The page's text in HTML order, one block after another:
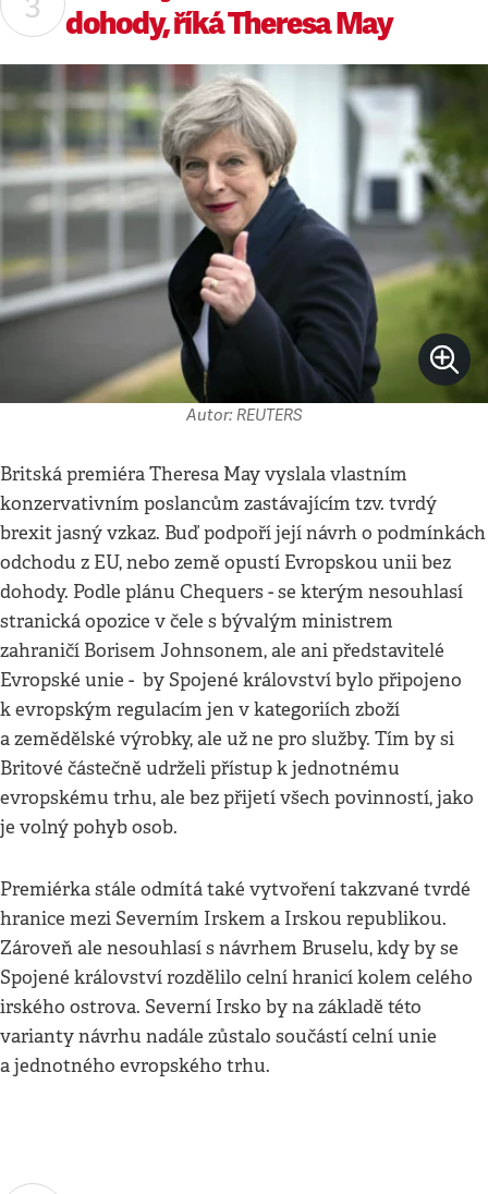
dohody, říká Theresa May
Autor: REUTERS
Britská premiéra Theresa May vyslala vlastním
konzervativním poslancům zastávajícím tzv. tvrdý
brexit jasný vzkaz. Buď podpoří její návrh o podmínkách
odchodu z EU, nebo země opustí Evropskou unii bez
dohody. Podle plánu Chequers - se kterým nesouhlasí
stranická opozice v čele s bývalým ministrem
zahraničí Borisem Johnsonem, ale ani představitelé
Evropské unie - by Spojené království bylo připojeno
k evropským regulacím jen v kategoriích zboží
a zemědělské výrobky, ale už ne pro služby. Tím by si
Britové částečně udrželi přístup k jednotnému
evropskému trhu, ale bez přijetí všech povinností, jako
je volný pohyb osob.
Premiérka stále odmítá také vytvoření takzvané tvrdé
hranice mezi Severním Irskem a Irskou republikou.
Zároveň ale nesouhlasí s návrhem Bruselu, kdy by se
Spojené království rozdělilo celní hranicí kolem celého
irského ostrova. Severní Irsko by na základě této
varianty návrhu nadále zůstalo součástí celní unie
a jednotného evropského trhu.